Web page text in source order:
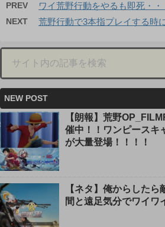
PREV ワイ荒野行動をやるも即死・・
NEXT 荒野行動で3本指プレイする時
NEW POST
【朗報】荒野
催中！！ワンピースキ
が大量登場！！！！
【ネタ】俺からした
間と遠足気分でワイワ